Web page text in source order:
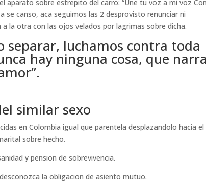
aparato sobre estrepito del carro: “Une tu voz a mi voz
canso, aca seguimos las 2 desprovisto renunciar ni
la otra con las ojos velados por lagrimas sobre dicha.
separar, luchamos contra toda
hay ninguna cosa, que
similar sexo
en Colombia igual que parentela desplazandolo hacia
sobre hecho.
y pension de sobrevivencia.
la obligacion de asiento mutuo.